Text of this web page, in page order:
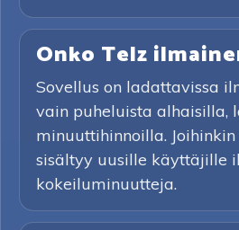
Onko Telz
Sovellus on ladattavissa
vain puheluista alhaisilla,
minuuttihinnoilla.
sisältyy uusille käyttäjille
kokeiluminuutteja.